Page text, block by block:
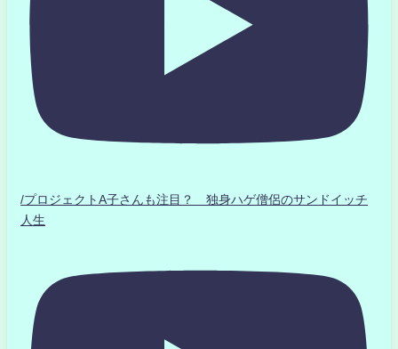
/プロジェクトA子さんも注目？ 独身ハゲ僧侶のサンドイッチ
人生